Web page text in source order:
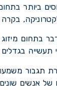
ביותר
בקרה
מיזוג
תעשייה בגדלים
של אנשים